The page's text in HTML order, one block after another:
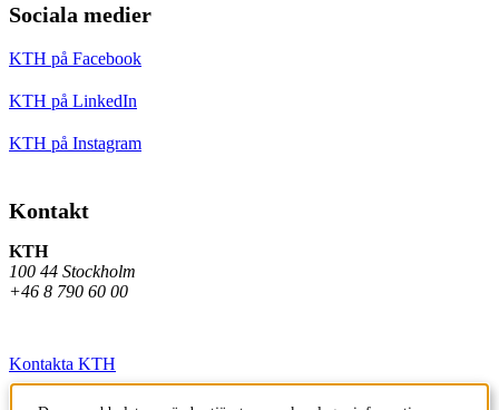
Sociala medier
KTH på Facebook
KTH på LinkedIn
KTH på Instagram
Kontakt
KTH
100 44 Stockholm
+46 8 790 60 00
Kontakta KTH
Jobba på KTH